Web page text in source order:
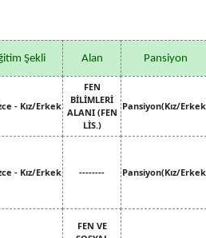
Şekli Alan Pansiyon
- Kız/Erkek
FEN
BİLİMLERİ
ALANI (FEN
LİS.)
Pansiyon(Kız/
- Kız/Erkek -------- Pansiyon(Kız/
FEN VE